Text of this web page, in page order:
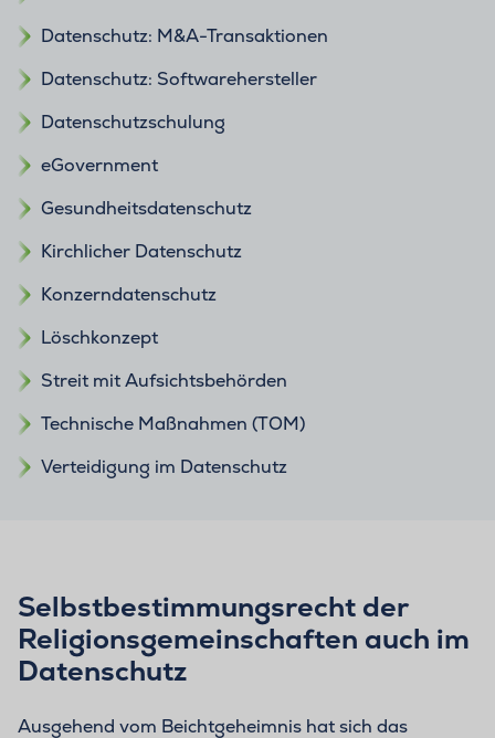
Datenschutz: M&A-Transaktionen
Datenschutz: Softwarehersteller
Datenschutzschulung
eGovernment
Gesundheitsdatenschutz
Kirchlicher Datenschutz
Konzerndatenschutz
Löschkonzept
Streit mit Aufsichtsbehörden
Technische Maßnahmen (TOM)
Verteidigung im Datenschutz
Selbstbestimmungsrecht der
Religionsgemeinschaften auch im
Datenschutz
Ausgehend vom Beichtgeheimnis hat sich das